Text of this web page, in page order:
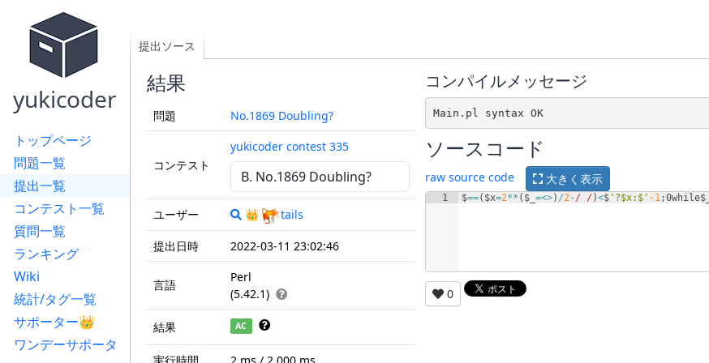
yukicoder
トップページ
問題一覧
提出一覧
コンテスト一覧
質問一覧
ランキング
Wiki
統計/タグ一覧
サポーター👑
ワンデーサポータ
提出ソース
結果
問題 No.1869 Doubling?
コンテスト
yukicoder contest 335
ユーザー 👑 tails
提出日時 2022-03-11 23:02:46
言語
Perl
(5.42.1)
結果 AC
コンパイルメッセージ
ソースコード
raw source code
大きく表示
1 $==( $x=2** ( $_ =<>) /2-/ /)<$'?$x:$' -1;0while$_
0